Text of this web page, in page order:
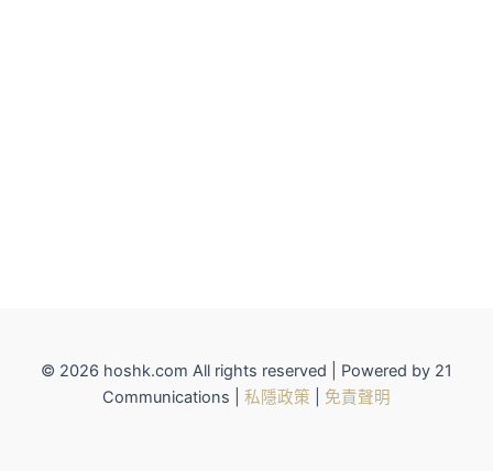
© 2026 hoshk.com All rights reserved | Powered by 21
Communications | 私隱政策 免責聲明